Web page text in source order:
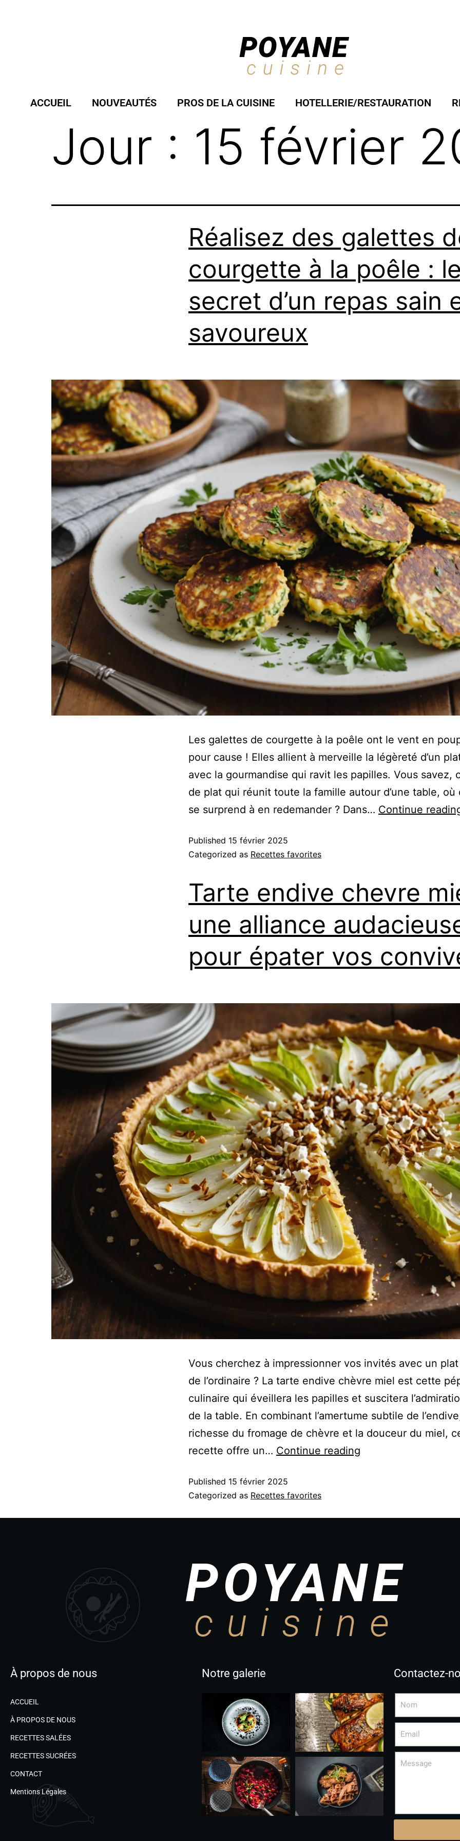
ACCUEIL NOUVEAUTÉS PROS DE LA CUISINE HOTELLERIE/RESTAURATION
Jour : 15 février
Réalisez des galettes
courgette à la poêle :
secret d’un repas sain
savoureux
Les galettes de courgette à la poêle ont le vent en
pour cause ! Elles allient à merveille la légèreté d’un
avec la gourmandise qui ravit les papilles. Vous savez,
de plat qui réunit toute la famille autour d’une table, où
se surprend à en redemander ? Dans… Continue
Published 15 février 2025
Categorized as Recettes favorites
Tarte endive chevre
une alliance
pour épater vos
Vous cherchez à impressionner vos invités avec un
de l’ordinaire ? La tarte endive chèvre miel est cette
culinaire qui éveillera les papilles et suscitera
de la table. En combinant l’amertume subtile de
richesse du fromage de chèvre et la douceur du miel,
recette offre un… Continue reading
Published 15 février 2025
Categorized as Recettes favorites
À propos de nous
ACCUEIL
À PROPOS DE NOUS
RECETTES SALÉES
RECETTES SUCRÉES
CONTACT
Mentions Légales
Notre galerie Contactez-